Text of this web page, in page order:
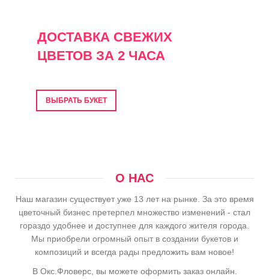
ДОСТАВКА СВЕЖИХ
ЦВЕТОВ ЗА 2 ЧАСА
ВЫБРАТЬ БУКЕТ
О НАС
Наш магазин существует уже 13 лет на рынке. За это время
цветочный бизнес претерпел множество изменений - стал
гораздо удобнее и доступнее для каждого жителя города.
Мы приобрели огромный опыт в создании букетов и
композиций и всегда рады предложить вам новое!
В Окс.Фловерс, вы можете оформить заказ онлайн.